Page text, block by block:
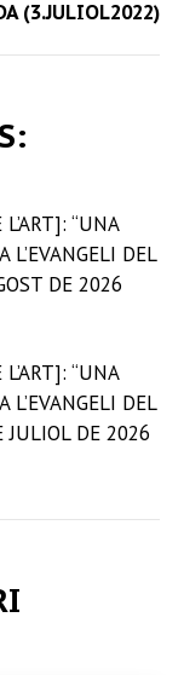
(3.JULIOL2022)
“UNA
L’EVANGELI DEL
DE 2026
“UNA
L’EVANGELI DEL
JULIOL DE 2026